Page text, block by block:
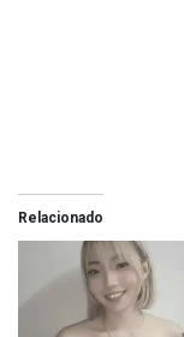
Relacionado